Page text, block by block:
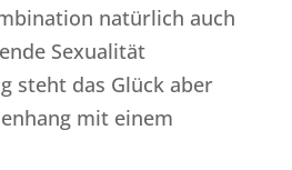
natürlich auch
Sexualität
steht das Glück aber
mit einem